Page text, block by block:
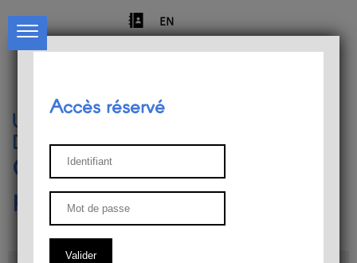
EN
Université de Liège
Département de philosophie
Centre de recherches
phénoménologiques
Accès réservé